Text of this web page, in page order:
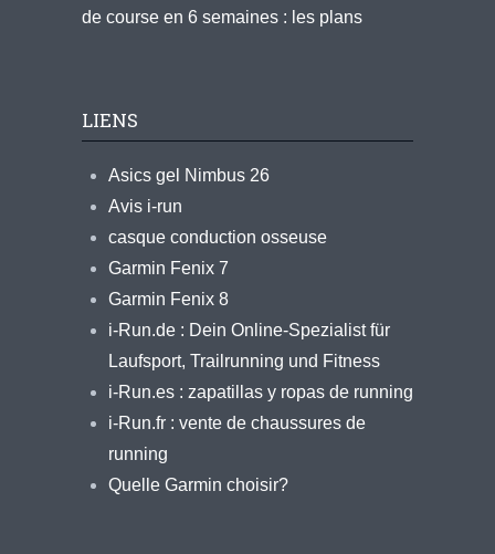
de course en 6 semaines : les plans
LIENS
Asics gel Nimbus 26
Avis i-run
casque conduction osseuse
Garmin Fenix 7
Garmin Fenix 8
i-Run.de : Dein Online-Spezialist für
Laufsport, Trailrunning und Fitness
i-Run.es : zapatillas y ropas de running
i-Run.fr : vente de chaussures de
running
Quelle Garmin choisir?